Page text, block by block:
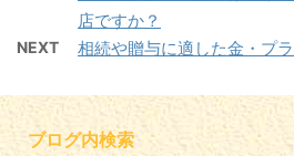
店ですか？
NEXT 相続や贈与に適した金・プ
ブログ内検索